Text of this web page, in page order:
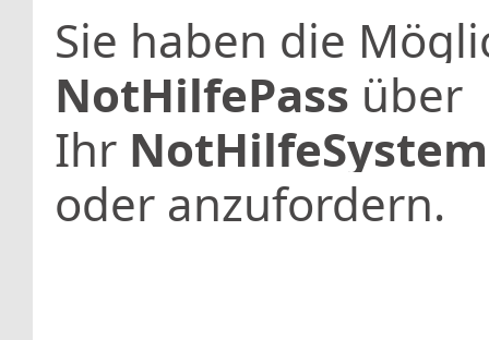
Sie haben die
NotHilfePass über
Ihr NotHilfeSystem
oder anzufordern.